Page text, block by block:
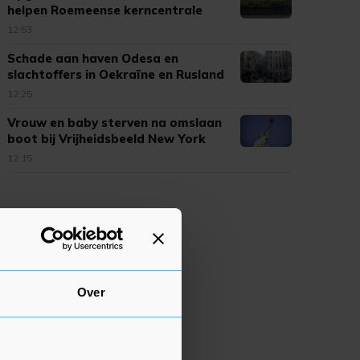
Over
helpen Roemeense kerncentrale
12:53
Schade aan haven Odesa en
slachtoffers in Oekraïne en Rusland
12:25
Vrouw en baby sterven na omslaan
boot bij Vrijheidsbeeld New York
12:15